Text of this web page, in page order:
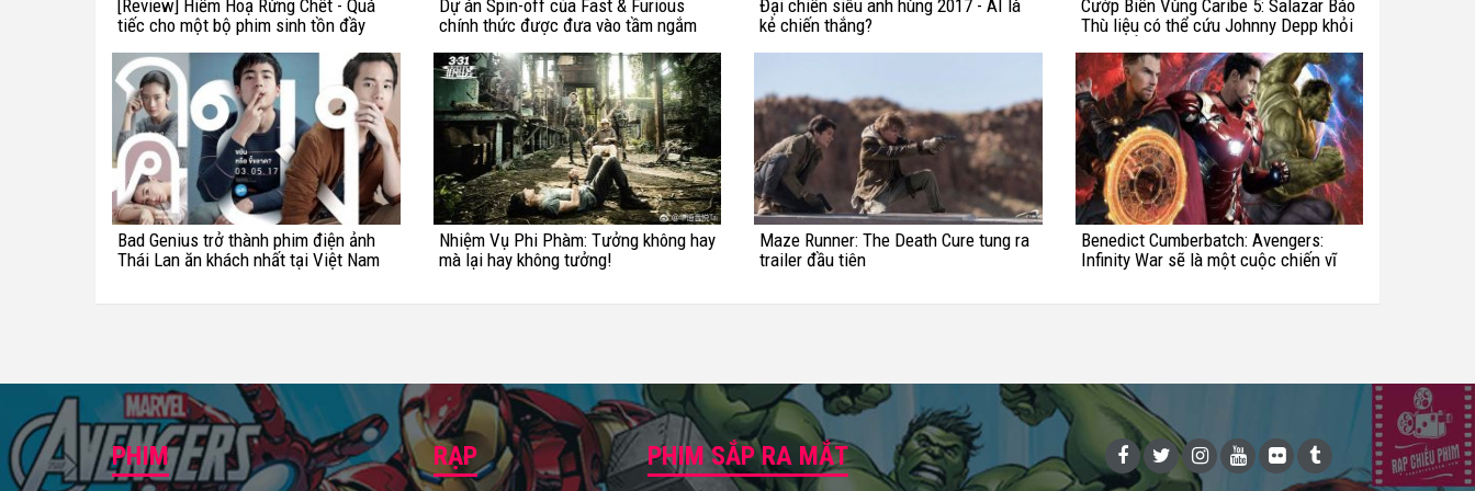
[Review] Hiểm Hoạ Rừng Chết - Quá
tiếc cho một bộ phim sinh tồn đầy
Dự án Spin-off của Fast & Furious
chính thức được đưa vào tầm ngắm
Đại chiến siêu anh hùng 2017 - AI là
kẻ chiến thắng?
Cướp Biển Vùng Caribe 5: Salazar Báo
Thù liệu có thể cứu Johnny Depp khỏi
Bad Genius trở thành phim điện ảnh
Thái Lan ăn khách nhất tại Việt Nam
Nhiệm Vụ Phi Phàm: Tưởng không hay
mà lại hay không tưởng!
Maze Runner: The Death Cure tung ra
trailer đầu tiên
Benedict Cumberbatch: Avengers:
Infinity War sẽ là một cuộc chiến vĩ
PHIM RẠP PHIM SẮP RA MẮT